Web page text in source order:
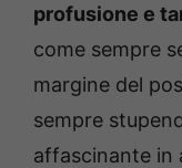
profusione e
come sempre
margine del
sempre
affascinante in